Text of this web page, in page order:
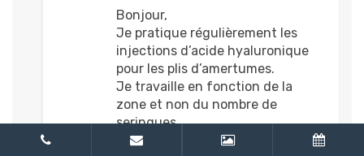
Bonjour,
Je pratique régulièrement les
injections d’acide hyaluronique
pour les plis d’amertumes.
Je travaille en fonction de la
zone et non du nombre de
seringues.
Un devis personnalisé vous sera